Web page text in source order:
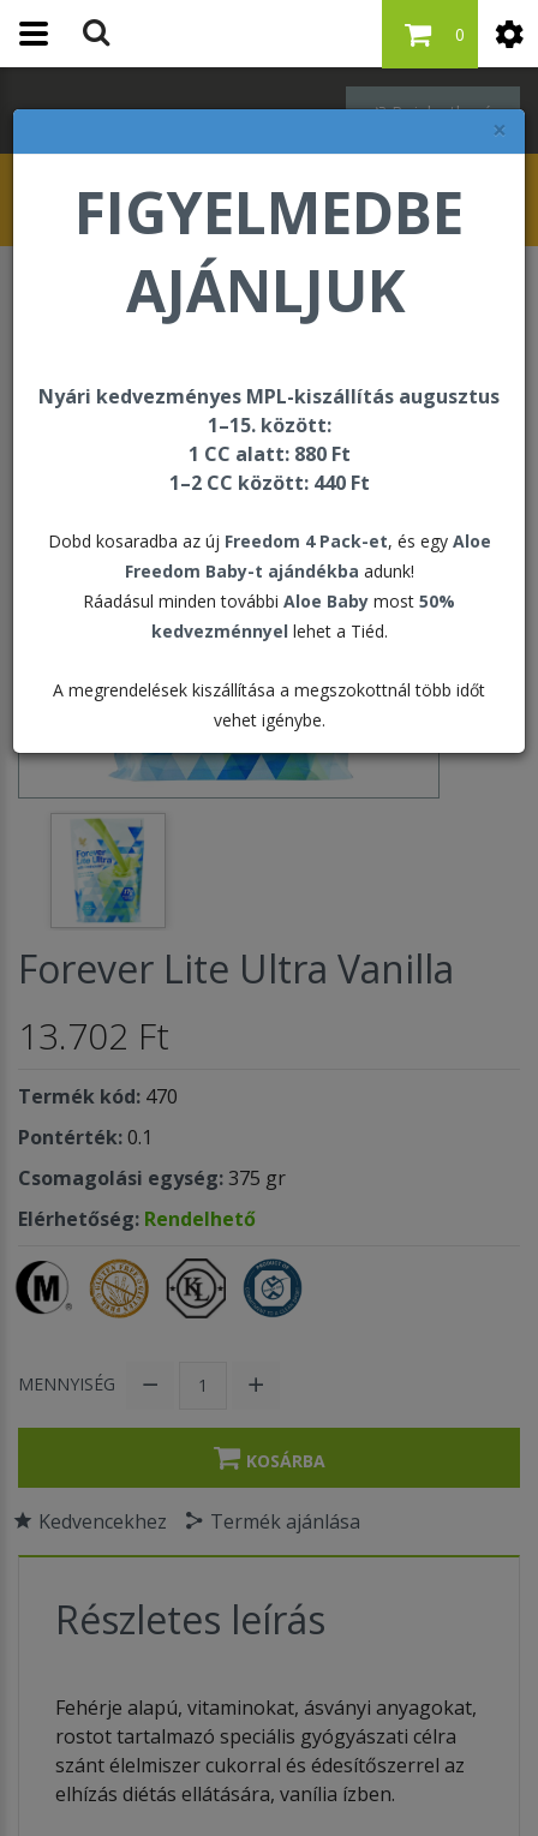
×
FIGYELMEDBE
AJÁNLJUK
Nyári kedvezményes MPL-kiszállítás augusztus
1–15. között:
1 CC alatt: 880 Ft
1–2 CC között: 440 Ft
Dobd kosaradba az új Freedom 4 Pack-et, és egy Aloe
Freedom Baby-t ajándékba adunk!
Ráadásul minden további Aloe Baby most 50%
kedvezménnyel lehet a Tiéd.
A megrendelések kiszállítása a megszokottnál több időt
vehet igénybe.
Bejelentkezés
0
Étrend-kiegészítők
Forever Lite Ultra Vanilla
Forever Lite Ultra Vanilla
13.702 Ft
Termék kód: 470
Pontérték:0.1
Csomagolási egység:375 gr
Elérhetőség: Rendelhető
MENNYISÉG
KOSÁRBA
Kedvencekhez Termék ajánlása
Részletes leírás
Fehérje alapú, vitaminokat, ásványi anyagokat,
rostot tartalmazó speciális gyógyászati célra
szánt élelmiszer cukorral és édesítőszerrel az
elhízás diétás ellátására, vanília ízben.